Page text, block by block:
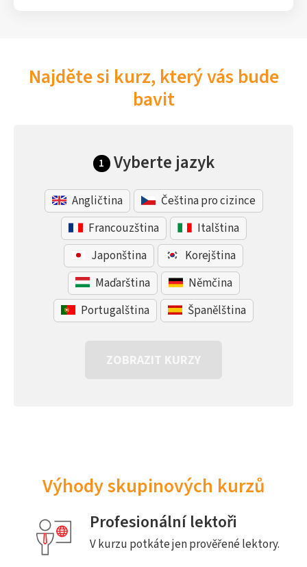
Najděte si kurz, který vás bude
bavit
1 Vyberte jazyk
Angličtina
Čeština pro cizince
Francouzština
Italština
Japonština
Korejština
Maďarština
Němčina
Portugalština
Španělština
ZOBRAZIT KURZY
Výhody skupinových kurzů
Profesionální lektoři
V kurzu potkáte jen prověřené lektory.